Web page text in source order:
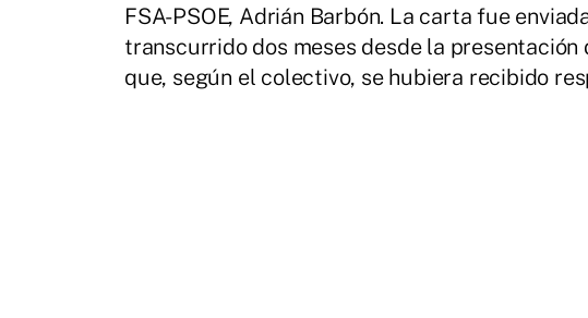
FSA-PSOE, Adrián Barbón. La carta fue
transcurrido dos meses desde la
que, según el colectivo, se hubiera recibido